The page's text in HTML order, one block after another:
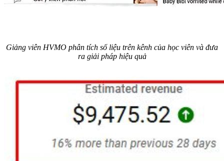
Giảng viên HVMO phân tích số liệu trên kênh của học viên và đưa
ra giải pháp hiệu quả